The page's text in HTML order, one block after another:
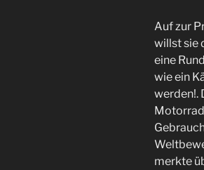
Auf zur
willst sie
eine
wie ein
werden!.
Motorrad
merkte